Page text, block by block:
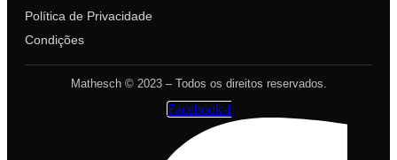
Política de Privacidade
Condições
Mathesch © 2023 – Todos os direitos reservados.
Facebook-f